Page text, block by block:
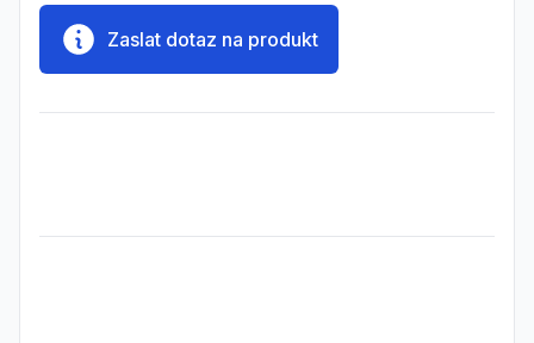
Zaslat dotaz na produkt